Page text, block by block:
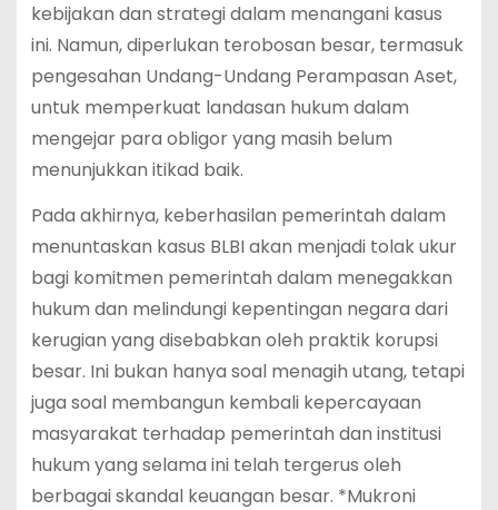
kebijakan dan strategi dalam menangani kasus
ini. Namun, diperlukan terobosan besar, termasuk
pengesahan Undang-Undang Perampasan Aset,
untuk memperkuat landasan hukum dalam
mengejar para obligor yang masih belum
menunjukkan itikad baik.
Pada akhirnya, keberhasilan pemerintah dalam
menuntaskan kasus BLBI akan menjadi tolak ukur
bagi komitmen pemerintah dalam menegakkan
hukum dan melindungi kepentingan negara dari
kerugian yang disebabkan oleh praktik korupsi
besar. Ini bukan hanya soal menagih utang, tetapi
juga soal membangun kembali kepercayaan
masyarakat terhadap pemerintah dan institusi
hukum yang selama ini telah tergerus oleh
berbagai skandal keuangan besar. *Mukroni